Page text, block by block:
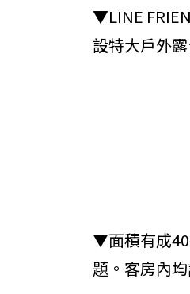
▼LINE
設特大戶外
▼面積有成40
題。客房內